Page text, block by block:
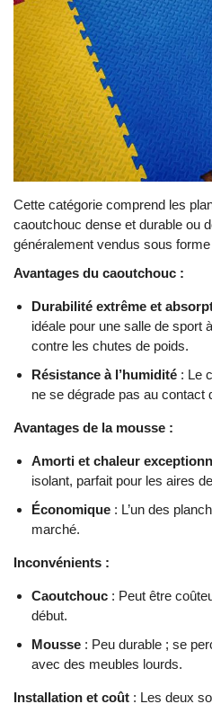
Cette catégorie comprend les
caoutchouc dense et durable ou
généralement vendus sous
Avantages du caoutchouc :
Durabilité extrême et
idéale pour une salle de sport
contre les chutes de poids.
Résistance à l’humidité : Le
ne se dégrade pas au contact
Avantages de la mousse :
Amorti et chaleur
isolant, parfait pour les aires
Économique : L’un des
marché.
Inconvénients :
Caoutchouc : Peut être
début.
Mousse : Peu durable ; se
avec des meubles lourds.
Installation et coût : Les deux